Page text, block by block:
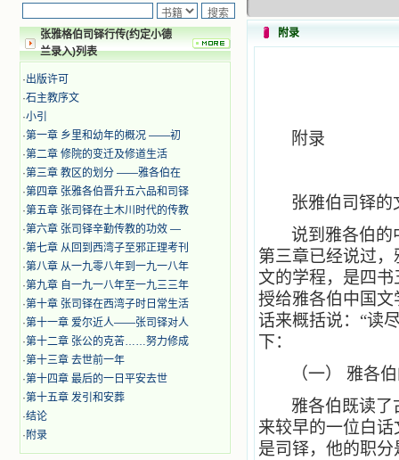
张雅格伯司铎行传(约定小德
兰录入)列表
·出版许可
·石主教序文
·小引
·第一章 乡里和幼年的概况 ——初
·第二章 修院的变迁及修道生活
·第三章 教区的划分 ——雅各伯在
·第四章 张雅各伯晋升五六品和司铎
·第五章 张司铎在土木川时代的传教
·第六章 张司铎辛勤传教的功效 —
·第七章 从回到西湾子至邪正理考刊
·第八章 从一九零八年到一九一八年
·第九章 自一九一八年至一九三三年
·第十章 张司铎在西湾子时日常生活
·第十一章 爱尔近人——张司铎对人
·第十二章 张公的克苦……努力修成
·第十三章 去世前一年
·第十四章 最后的一日平安去世
·第十五章 发引和安葬
·结论
· 附录
附录
附录
张雅伯司铎
说到雅各伯的
第三章已经说过
文的学程，是四
授给雅各伯中国
话来概括说：“读
下：
（一） 雅各
雅各伯既读了
来较早的一位白
是司铎，他的职